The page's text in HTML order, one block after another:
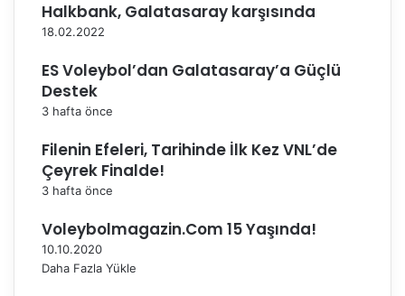
r
ü
o
r
Halkbank, Galatasaray karşısında
18.02.2022
ES Voleybol’dan Galatasaray’a Güçlü
Destek
3 hafta önce
Filenin Efeleri, Tarihinde İlk Kez VNL’de
Çeyrek Finalde!
3 hafta önce
Voleybolmagazin.Com 15 Yaşında!
10.10.2020
Daha Fazla Yükle